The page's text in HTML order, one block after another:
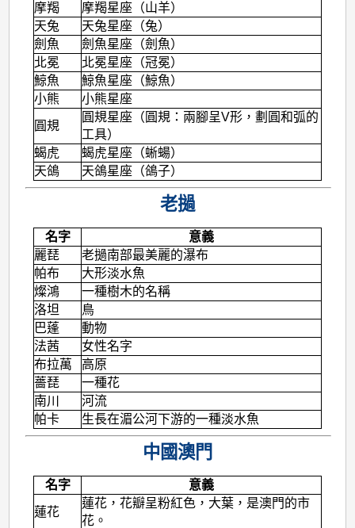
摩羯
摩羯星座（山羊）
天兔
天兔星座（兔）
劍魚
劍魚星座（劍魚）
北冕
北冕星座（冠冕）
鯨魚
鯨魚星座（鯨魚）
小熊
小熊星座
圓規
圓規星座（圓規：兩腳呈V形，劃圓和弧的
工具）
蝎虎
蝎虎星座（蜥蝪）
天鴿
天鴿星座（鴿子）
老撾
名字
意義
麗琵
老撾南部最美麗的瀑布
帕布
大形淡水魚
燦鴻
一種樹木的名稱
洛坦
鳥
巴蓬
動物
法茜
女性名字
布拉萬
高原
薔琵
一種花
南川
河流
帕卡
生長在湄公河下游的一種淡水魚
中國澳門
名字
意義
蓮花
蓮花，花瓣呈粉紅色，大葉，是澳門的市
花。